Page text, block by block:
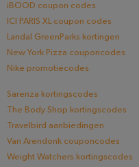
iBOOD coupon codes
ICI PARIS XL coupon codes
Landal GreenParks kortingen
New York Pizza couponcodes
Nike promotiecodes
Sarenza kortingscodes
The Body Shop kortingscodes
Travelbird aanbiedingen
Van Arendonk couponcodes
Weight Watchers kortingscodes